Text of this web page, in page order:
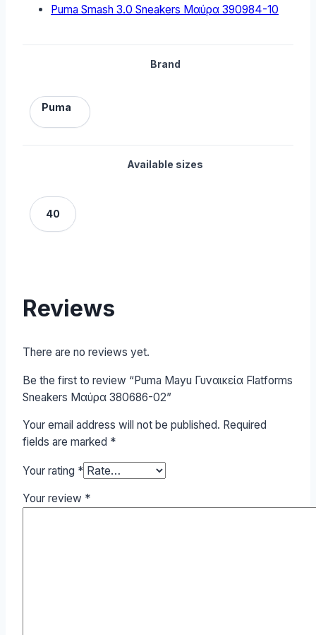
Puma Smash 3.0 Sneakers Μαύρα 390984-10
Brand
Puma
Available sizes
40
Reviews
There are no reviews yet.
Be the first to review “Puma Mayu Γυναικεία Flatforms
Sneakers Μαύρα 380686-02”
Your email address will not be published. Required
fields are marked *
Your rating *
Your review *